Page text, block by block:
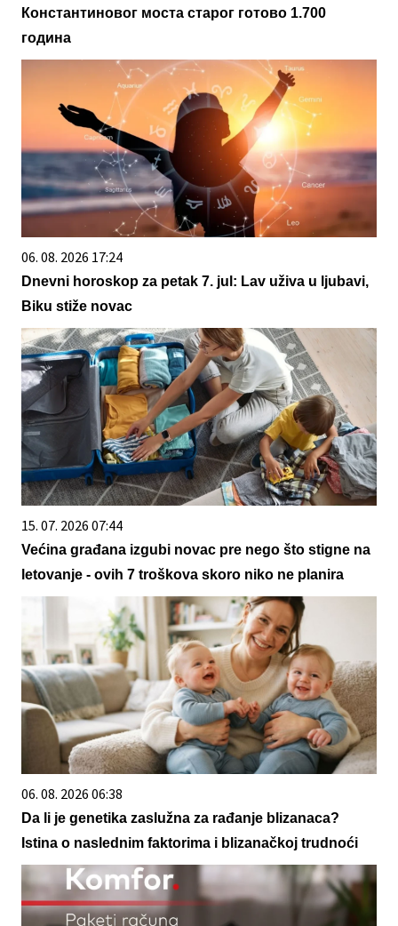
Константиновог моста старог готово 1.700
година
06. 08. 2026 17:24
Dnevni horoskop za petak 7. jul: Lav uživa u ljubavi,
Biku stiže novac
15. 07. 2026 07:44
Većina građana izgubi novac pre nego što stigne na
letovanje - ovih 7 troškova skoro niko ne planira
06. 08. 2026 06:38
Da li je genetika zaslužna za rađanje blizanaca?
Istina o naslednim faktorima i blizanačkoj trudnoći